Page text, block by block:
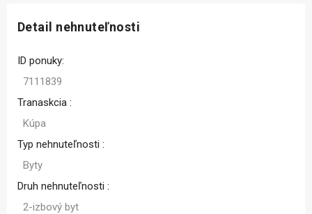
Detail nehnuteľnosti
ID ponuky:
7111839
Tranaskcia :
Kúpa
Typ nehnuteľnosti :
Byty
Druh nehnuteľnosti :
2-izbový byt